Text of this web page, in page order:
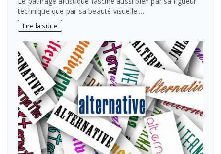
technique que par sa beauté visuelle.…
Lire la suite